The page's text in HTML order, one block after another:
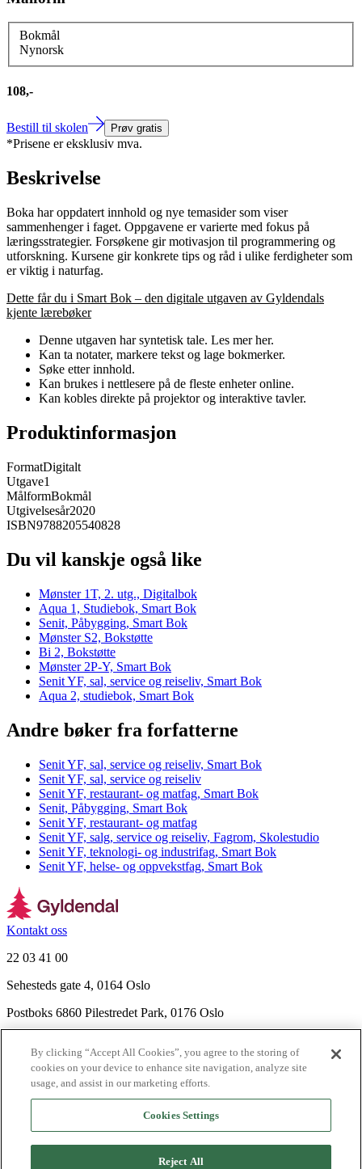
Bokmål
Nynorsk
108,-
Bestill til skolen Prøv gratis
*Prisene er eksklusiv mva.
Beskrivelse
Boka har oppdatert innhold og nye temasider som viser
sammenhenger i faget. Oppgavene er varierte med fokus på
læringsstrategier. Forsøkene gir motivasjon til programmering og
utforskning. Kursene gir konkrete tips og råd i ulike ferdigheter som
er viktig i naturfag.
Dette får du i Smart Bok – den digitale utgaven av Gyldendals
kjente lærebøker
Denne utgaven har syntetisk tale. Les mer her.
Kan ta notater, markere tekst og lage bokmerker.
Søke etter innhold.
Kan brukes i nettlesere på de fleste enheter online.
Kan kobles direkte på projektor og interaktive tavler.
Produktinformasjon
FormatDigitalt
Utgave1
MålformBokmål
Utgivelsesår2020
ISBN9788205540828
Du vil kanskje også like
Mønster 1T, 2. utg., Digitalbok
Aqua 1, Studiebok, Smart Bok
Senit, Påbygging, Smart Bok
Mønster S2, Bokstøtte
Bi 2, Bokstøtte
Mønster 2P-Y, Smart Bok
Senit YF, sal, service og reiseliv, Smart Bok
Aqua 2, studiebok, Smart Bok
Andre bøker fra forfatterne
Senit YF, sal, service og reiseliv, Smart Bok
Senit YF, sal, service og reiseliv
Senit YF, restaurant- og matfag, Smart Bok
Senit, Påbygging, Smart Bok
Senit YF, restaurant- og matfag
Senit YF, salg, service og reiseliv, Fagrom, Skolestudio
Senit YF, teknologi- og industrifag, Smart Bok
Senit YF, helse- og oppvekstfag, Smart Bok
Kontakt oss
22 03 41 00
Sehesteds gate 4, 0164 Oslo
Postboks 6860 Pilestredet Park, 0176 Oslo
Nyhetsbrev
Ledige stillinger
Send inn manus
By clicking “Accept All Cookies”, you agree to the storing of
cookies on your device to enhance site navigation, analyze site
usage, and assist in our marketing efforts.
Cookies Settings
Reject All